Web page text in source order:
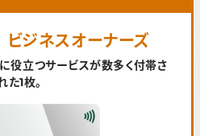
ジネスオーナーズ
役立つサービスが数多く付帯さ
た1枚。